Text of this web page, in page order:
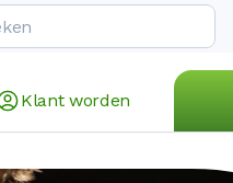
Klant worden